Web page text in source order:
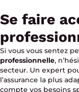
Se faire
Si vous vous sentez
professionnelle,
secteur. Un expert
l’assurance la plus
compte vos besoins